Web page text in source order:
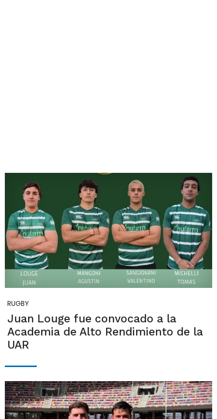
RUGBY
Juan Louge fue convocado a la
Academia de Alto Rendimiento de la
UAR